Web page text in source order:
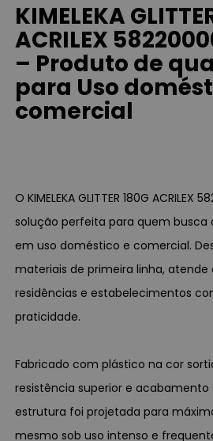
KIMELEKA
ACRILEX
– Produto de
para Uso
comercial
O KIMELEKA GLITTER 180G ACRILEX
solução perfeita para quem busca
em uso doméstico e comercial.
materiais de primeira linha, atende
residências e estabelecimentos
praticidade.
Fabricado com plástico na cor
resistência superior e acabamento
estrutura foi projetada para
mesmo sob uso intenso e